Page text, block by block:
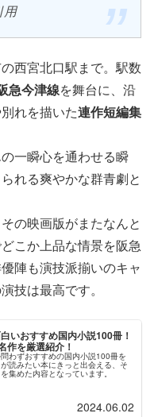
用
西宮北口駅まで。駅数
急今津線を舞台に、沿
れを描いた連作短編集
一瞬心を通わせる瞬
れる爽やかな群青劇と
の映画版がまたなんと
こか上品な情景を阪急
陣も演技派揃いのキャ
技は最高です。
いおすすめ国内小説100冊！
作を厳選紹介！
わずおすすめの国内小説100冊を
読みたい本にきっと出会える、そ
集めた内容となっています。
2024.06.02